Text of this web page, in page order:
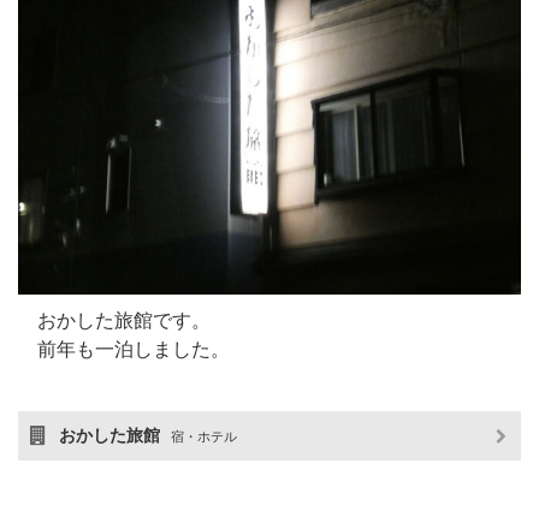
おかした旅館です。
前年も一泊しました。
おかした旅館 宿・ホテル